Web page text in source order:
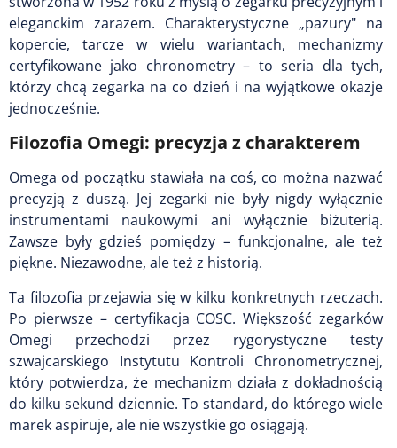
eleganckim zarazem. Charakterystyczne „pazury" na
kopercie, tarcze w wielu wariantach, mechanizmy
certyfikowane jako chronometry – to seria dla tych,
którzy chcą zegarka na co dzień i na wyjątkowe okazje
jednocześnie.
Filozofia Omegi: precyzja z charakterem
Omega od początku stawiała na coś, co można nazwać
precyzją z duszą. Jej zegarki nie były nigdy wyłącznie
instrumentami naukowymi ani wyłącznie biżuterią.
Zawsze były gdzieś pomiędzy – funkcjonalne, ale też
piękne. Niezawodne, ale też z historią.
Ta filozofia przejawia się w kilku konkretnych rzeczach.
Po pierwsze – certyfikacja COSC. Większość zegarków
Omegi przechodzi przez rygorystyczne testy
szwajcarskiego Instytutu Kontroli Chronometrycznej,
który potwierdza, że mechanizm działa z dokładnością
do kilku sekund dziennie. To standard, do którego wiele
marek aspiruje, ale nie wszystkie go osiągają.